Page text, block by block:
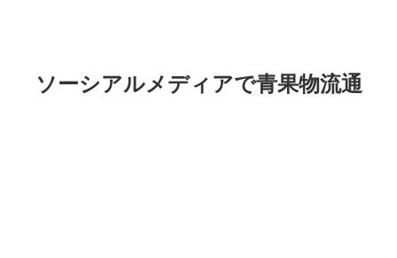
ソーシアルメディアで青果物流通